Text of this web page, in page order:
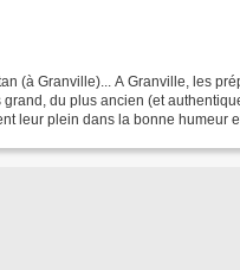
(à Granville)... A Granville, les
du plus ancien (et
leur plein dans la bonne humeur